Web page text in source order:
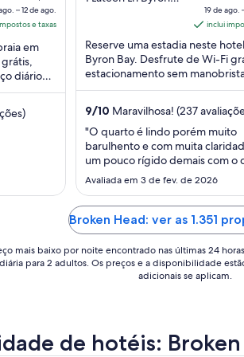
é
de
R$ 723
por
diária
para
uma
ago.
de
ago..
– 12 de ago.
e taxas
em
diário
é
a
19 de ago.
inclui
Reserve uma estadia neste
Byron Bay. Desfrute de Wi-Fi
estacionamento sem
(sobretaxa) e serviço diário de
9/10 Maravilhosa! (237
"O quarto é lindo porém muito
barulhento e com muita
um pouco rígido demais com o
eu cheguei 15 minutos antes e
acomodações na Austrália e em
que cheguei um pouco antes
in"
Avaliada em 3 de fev. de 2026
Broken Head: ver as 1.351
mais baixo por noite encontrado nas últimas 24
diária para 2 adultos. Os preços e a disponibilidade
adicionais se aplicam.
de hotéis: